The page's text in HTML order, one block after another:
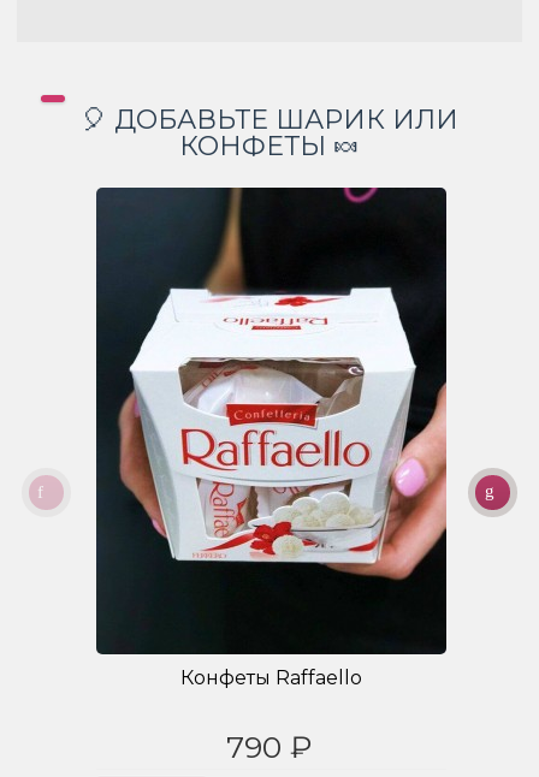
🎈 ДОБАВЬТЕ ШАРИК ИЛИ
КОНФЕТЫ 🍬
Конфеты Raffaello
790 ₽